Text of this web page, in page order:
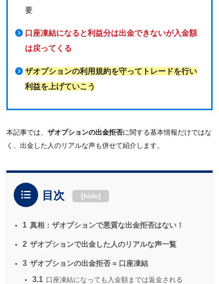
要
口座凍結になると利益分は出金できないが入金額
は戻ってくる
ザオプションの利用規約を守ってトレードを行い
利益を上げていこう
本記事では、 ザオプションの出金拒否に関する基本情報だけではな
く、出金した人のリアルな声も併せて紹介します。
目次 [hide]
1 真相：ザオプションで悪質な出金拒否はない！
2 ザオプションで出金した人のリアルな声一覧
3 ザオプションの出金拒否 = 口座凍結
3.1 口座凍結になっても入金額までは返金される